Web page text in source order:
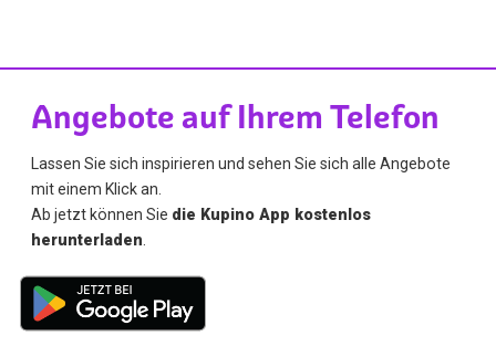
Angebote auf Ihrem Telefon
Lassen Sie sich inspirieren und sehen Sie sich alle Angebote
mit einem Klick an.
Ab jetzt können Sie die Kupino App kostenlos
herunterladen